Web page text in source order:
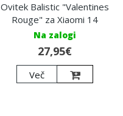
Ovitek Balistic "Valentines
Rouge" za Xiaomi 14
Na zalogi
27,95€
Več